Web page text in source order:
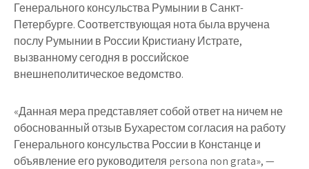
Генерального консульства Румынии в Санкт-
Петербурге. Соответствующая нота была вручена
послу Румынии в России Кристиану Истрате,
вызванному сегодня в российское
внешнеполитическое ведомство.
«Данная мера представляет собой ответ на ничем не
обоснованный отзыв Бухарестом согласия на работу
Генерального консульства России в Констанце и
объявление его руководителя persona non grata», —